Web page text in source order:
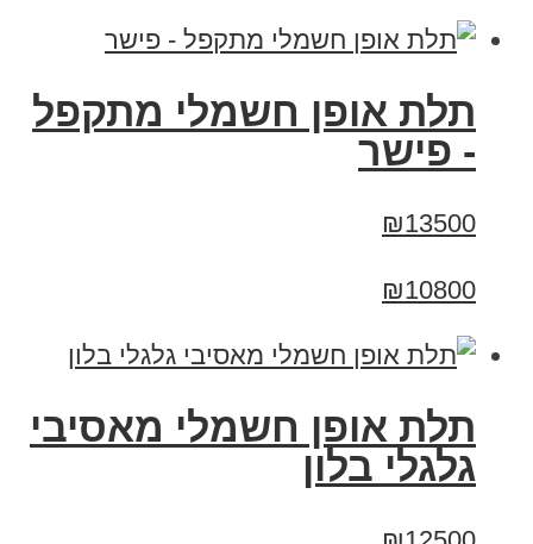
תלת אופן חשמלי מתקפל
- פישר
₪13500
₪10800
תלת אופן חשמלי מאסיבי
גלגלי בלון